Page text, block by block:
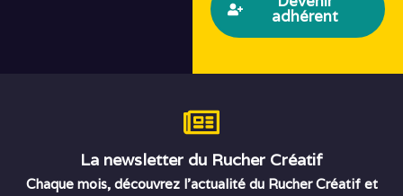
adhérent
La newsletter du Rucher Créatif
Chaque mois, découvrez l’actualité du Rucher Créatif et